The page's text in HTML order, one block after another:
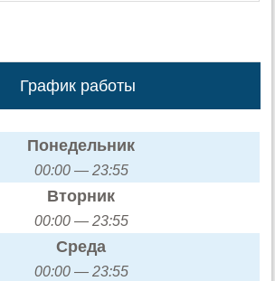
График работы
Понедельник
00:00 — 23:55
Вторник
00:00 — 23:55
Среда
00:00 — 23:55